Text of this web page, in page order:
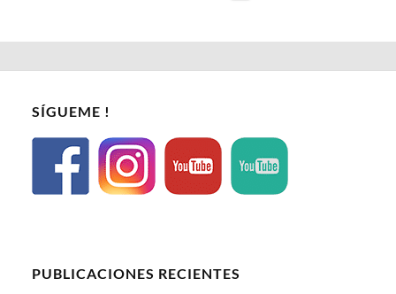
SÍGUEME !
PUBLICACIONES RECIENTES